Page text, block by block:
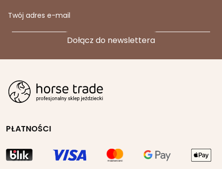
Twój adres e-mail
PŁATNOŚCI